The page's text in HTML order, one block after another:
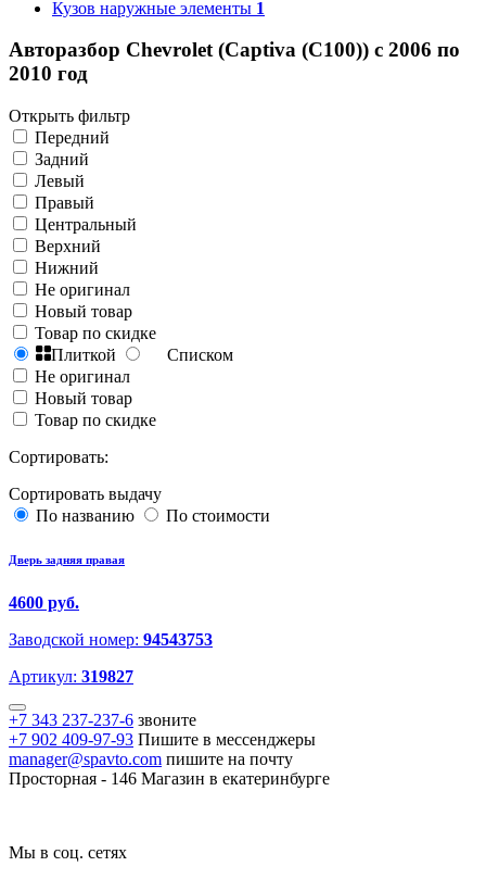
Кузов наружные элементы 1
Авторазбор Chevrolet (Captiva (C100)) с 2006 по
2010 год
Открыть фильтр
Передний
Задний
Левый
Правый
Центральный
Верхний
Нижний
Не оригинал
Новый товар
Товар по скидке
Плиткой
Списком
Не оригинал
Новый товар
Товар по скидке
Сортировать:
Сортировать выдачу
По названию
По стоимости
Дверь задняя правая
4600 руб.
Заводской номер: 94543753
Артикул: 319827
+7 343 237-237-6 звоните
+7 902 409-97-93 Пишите в мессенджеры
manager@spavto.com пишите на почту
Просторная - 146 Магазин в екатеринбурге
Мы в соц. сетях